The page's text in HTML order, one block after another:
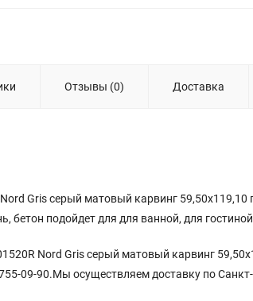
Отзывы (0) Доставка
Gris серый матовый карвинг
бетон подойдет для для ванной, для
Nord Gris серый матовый карвинг
09-90.Мы осуществляем доставку по